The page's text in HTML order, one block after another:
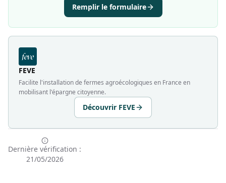
Remplir le formulaire
FEVE
Facilite l'installation de fermes agroécologiques en France en
mobilisant l'épargne citoyenne.
Découvrir FEVE
Dernière vérification :
21/05/2026